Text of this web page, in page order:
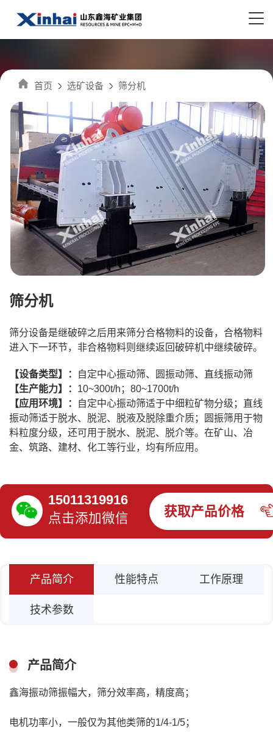
首页 选矿设备 筛分机
筛分机
筛分设备是继破碎之后用来筛分合格物料的设备，合格物料
进入下一环节，非合格物料则继续返回破碎机中继续破碎。
【设备类型】：
自定中心振动筛、圆振动筛、直线振动筛
【生产能力】： 10~300t/h；80~1700t/h
【应用环境】：
自定中心振动筛适于中细粒矿物分级；直线
振动筛适于脱水、脱泥、脱液及脱除重介质；圆振筛用于物
料粒度分级，还可用于脱水、脱泥、脱介等。在矿山、冶
金、筑路、建材、化工等行业，均有所应用。
15011319916
点击添加微信
获取产品价格
产品简介 性能特点 工作原理
技术参数
产品简介
鑫海振动筛振幅大，筛分效率高，精度高；
电机功率小，一般仅为其他类筛的1/4-1/5；